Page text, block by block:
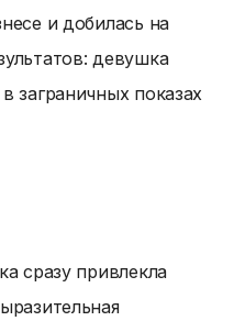
и добилась на
девушка
заграничных показах
сразу привлекла